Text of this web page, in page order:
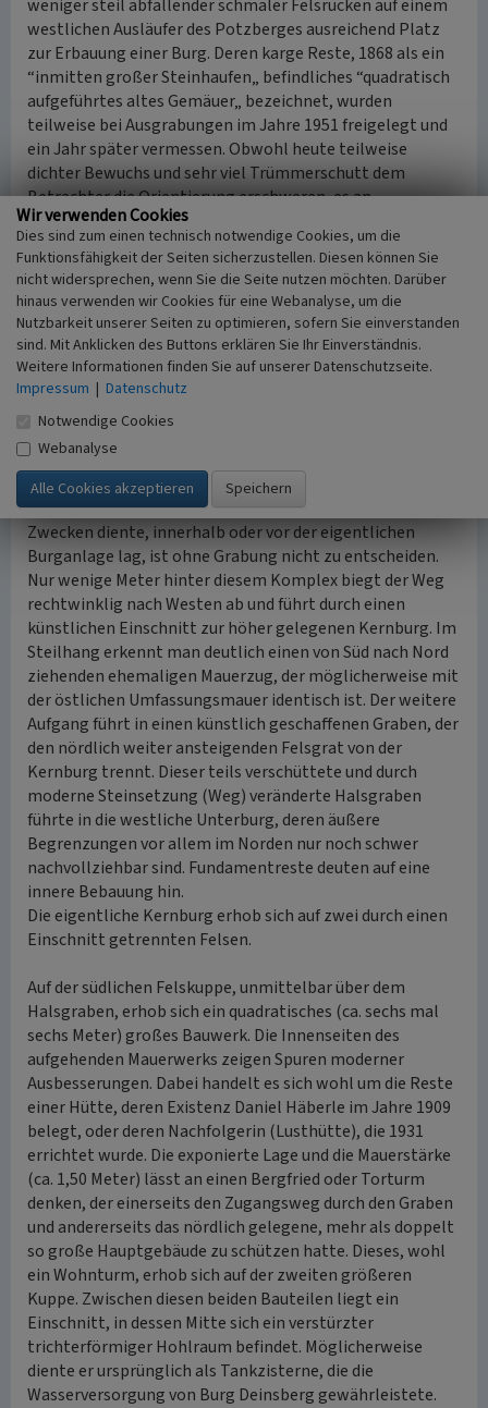
weniger steil abfallender schmaler Felsrücken auf einem
westlichen Ausläufer des Potzberges ausreichend Platz
zur Erbauung einer Burg. Deren karge Reste, 1868 als ein
“inmitten großer Steinhaufen„ befindliches “quadratisch
aufgeführtes altes Gemäuer„ bezeichnet, wurden
teilweise bei Ausgrabungen im Jahre 1951 freigelegt und
ein Jahr später vermessen. Obwohl heute teilweise
dichter Bewuchs und sehr viel Trümmerschutt dem
Betrachter die Orientierung erschweren, es an
ausgebauten Wegen mangelt, können trotz des
verwirrendes Bildes deutlich drei Ebenen unterschieden
werden: eine Kernanlage auf dem lang gezogenen
Felsgrat, eine tiefer gelegene Unterburg, sowie ein (oder
zwei?) größere Gebäude im östlichen Taleinschnitt.
Der heutige und wohl auch frühere Zugang zur Burg führt
östlich des Burgfelsens durch einen tiefen Taleinschnitt.
Zwischen dem Zugangsweg und dem von Trümmern
bedeckten steilen Osthang befinden sich, recht gut
sichtbar, die Grundmauern eines größeren quadratischen
Bauwerks mit etwas größerer südlich vorgelagerter
Ummauerung. Ob dieses Haus, das wohl wirtschaftlichen
Zwecken diente, innerhalb oder vor der eigentlichen
Burganlage lag, ist ohne Grabung nicht zu entscheiden.
Nur wenige Meter hinter diesem Komplex biegt der Weg
rechtwinklig nach Westen ab und führt durch einen
künstlichen Einschnitt zur höher gelegenen Kernburg. Im
Steilhang erkennt man deutlich einen von Süd nach Nord
ziehenden ehemaligen Mauerzug, der möglicherweise mit
der östlichen Umfassungsmauer identisch ist. Der weitere
Aufgang führt in einen künstlich geschaffenen Graben, der
den nördlich weiter ansteigenden Felsgrat von der
Kernburg trennt. Dieser teils verschüttete und durch
moderne Steinsetzung (Weg) veränderte Halsgraben
führte in die westliche Unterburg, deren äußere
Begrenzungen vor allem im Norden nur noch schwer
nachvollziehbar sind. Fundamentreste deuten auf eine
innere Bebauung hin.
Die eigentliche Kernburg erhob sich auf zwei durch einen
Einschnitt getrennten Felsen.
Auf der südlichen Felskuppe, unmittelbar über dem
Halsgraben, erhob sich ein quadratisches (ca. sechs mal
sechs Meter) großes Bauwerk. Die Innenseiten des
aufgehenden Mauerwerks zeigen Spuren moderner
Ausbesserungen. Dabei handelt es sich wohl um die Reste
einer Hütte, deren Existenz Daniel Häberle im Jahre 1909
belegt, oder deren Nachfolgerin (Lusthütte), die 1931
errichtet wurde. Die exponierte Lage und die Mauerstärke
(ca. 1,50 Meter) lässt an einen Bergfried oder Torturm
denken, der einerseits den Zugangsweg durch den Graben
und andererseits das nördlich gelegene, mehr als doppelt
so große Hauptgebäude zu schützen hatte. Dieses, wohl
ein Wohnturm, erhob sich auf der zweiten größeren
Kuppe. Zwischen diesen beiden Bauteilen liegt ein
Einschnitt, in dessen Mitte sich ein verstürzter
trichterförmiger Hohlraum befindet. Möglicherweise
diente er ursprünglich als Tankzisterne, die die
Wasserversorgung von Burg Deinsberg gewährleistete.
Wir verwenden Cookies
Dies sind zum einen technisch notwendige Cookies, um die
Funktionsfähigkeit der Seiten sicherzustellen. Diesen können Sie
nicht widersprechen, wenn Sie die Seite nutzen möchten. Darüber
hinaus verwenden wir Cookies für eine Webanalyse, um die
Nutzbarkeit unserer Seiten zu optimieren, sofern Sie einverstanden
sind. Mit Anklicken des Buttons erklären Sie Ihr Einverständnis.
Weitere Informationen finden Sie auf unserer Datenschutzseite.
Impressum | Datenschutz
Notwendige Cookies
Webanalyse